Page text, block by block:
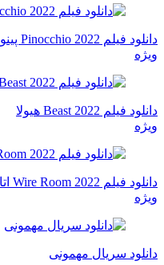
دانلود فیلم Pinocchio 2022 پینوکیو
ویژه
دانلود فیلم Beast 2022 هیولا
ویژه
دانلود فیلم Wire Room 2022 اتاق شنود
ویژه
دانلود سریال مهمونی